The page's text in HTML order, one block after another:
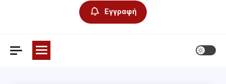
Εγγραφή